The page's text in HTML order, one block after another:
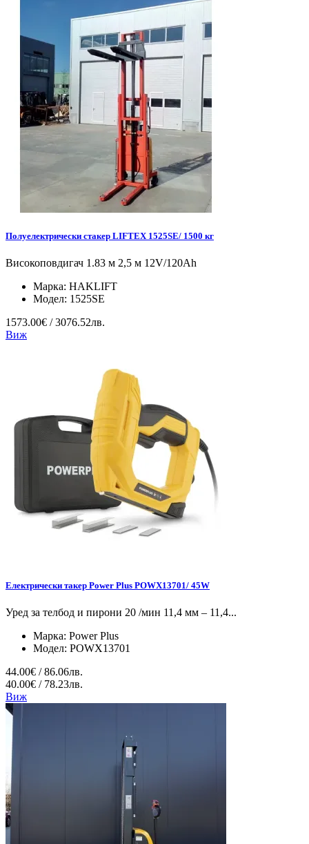
Полуелектрически стакер LIFTEX 1525SE/ 1500 кг
Високоповдигач 1.83 м 2,5 м 12V/120Ah
Марка: HAKLIFT
Модел: 1525SE
1573.00€ / 3076.52лв.
Виж
Електрически такер Power Plus POWX13701/ 45W
Уред за телбод и пирони 20 /мин 11,4 мм – 11,4...
Марка: Power Plus
Модел: POWX13701
44.00€ / 86.06лв.
40.00€ / 78.23лв.
Виж